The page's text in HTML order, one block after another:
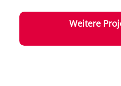
Weitere